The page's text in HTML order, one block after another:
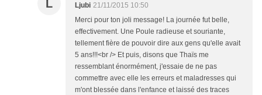
L Ljubi 21/11/2015 10:50
Merci pour ton joli message! La journée fut belle,
effectivement. Une Poule radieuse et souriante,
tellement fière de pouvoir dire aux gens qu'elle avait
5 ans!!!<br /> Et puis, disons que Thaïs me
ressemblant énormément, j'essaie de ne pas
commettre avec elle les erreurs et maladresses qui
m'ont blessée dans l'enfance et laissé des traces